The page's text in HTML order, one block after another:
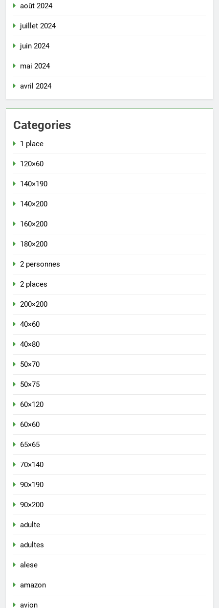
août 2024
juillet 2024
juin 2024
mai 2024
avril 2024
Categories
1 place
120×60
140×190
140×200
160×200
180×200
2 personnes
2 places
200×200
40×60
40×80
50×70
50×75
60×120
60×60
65×65
70×140
90×190
90×200
adulte
adultes
alese
amazon
avion